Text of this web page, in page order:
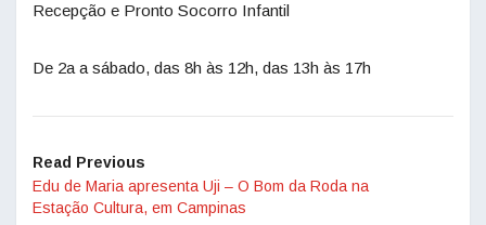
Recepção e Pronto Socorro Infantil
De 2a a sábado, das 8h às 12h, das 13h às 17h
Read Previous
Edu de Maria apresenta Uji – O Bom da Roda na
Estação Cultura, em Campinas